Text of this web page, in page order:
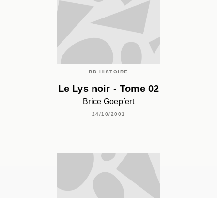
BD HISTOIRE
Le Lys noir - Tome 02
Brice Goepfert
24/10/2001